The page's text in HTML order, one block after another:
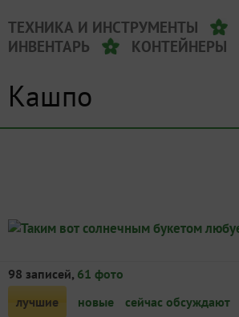
ТЕХНИКА И ИНСТРУМЕНТЫ
ИНВЕНТАРЬ
КОНТЕЙНЕРЫ
Кашпо
98 записей, 61 фото
лучшие
новые сейчас обсуждают